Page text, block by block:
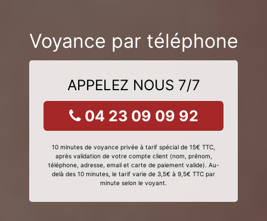
Voyance par téléphone
APPELEZ NOUS 7/7
04 23 09 09 92
10 minutes de voyance privée à tarif spécial de 15€ TTC,
après validation de votre compte client (nom, prénom,
téléphone, adresse, email et carte de paiement valide). Au-
delà des 10 minutes, le tarif varie de 3,5€ à 9,5€ TTC par
minute selon le voyant.